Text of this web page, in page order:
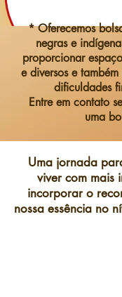
* Oferecemos
negras e
proporcionar
e diversos e
dificuldades
Entre em contato
uma
Uma jornada
viver com mais
incorporar o
nossa essência no